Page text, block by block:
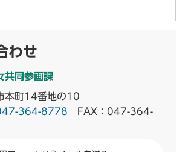
わせ
同参画課
本町14番地の10
364-8778 FAX：047-364-